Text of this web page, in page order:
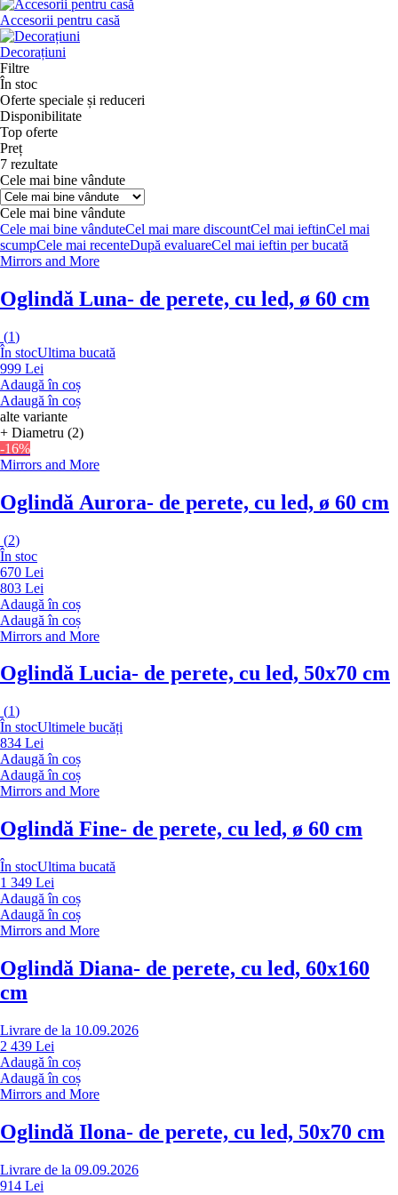
Accesorii pentru casă
Decorațiuni
Filtre
În stoc
Oferte speciale și reduceri
Disponibilitate
Top oferte
Preț
7 rezultate
Cele mai bine vândute
Cele mai bine vândute
Cele mai bine vânduteCel mai mare discountCel mai ieftinCel mai
scumpCele mai recenteDupă evaluareCel mai ieftin per bucată
Mirrors and More
Oglindă Luna- de perete, cu led, ø 60 cm
(1)
În stocUltima bucată
999 Lei
Adaugă în coș
Adaugă în coș
alte variante
+ Diametru (2)
-16%
Mirrors and More
Oglindă Aurora- de perete, cu led, ø 60 cm
(2)
În stoc
670 Lei
803 Lei
Adaugă în coș
Adaugă în coș
Mirrors and More
Oglindă Lucia- de perete, cu led, 50x70 cm
(1)
În stocUltimele bucăți
834 Lei
Adaugă în coș
Adaugă în coș
Mirrors and More
Oglindă Fine- de perete, cu led, ø 60 cm
În stocUltima bucată
1 349 Lei
Adaugă în coș
Adaugă în coș
Mirrors and More
Oglindă Diana- de perete, cu led, 60x160
cm
Livrare de la 10.09.2026
2 439 Lei
Adaugă în coș
Adaugă în coș
Mirrors and More
Oglindă Ilona- de perete, cu led, 50x70 cm
Livrare de la 09.09.2026
914 Lei